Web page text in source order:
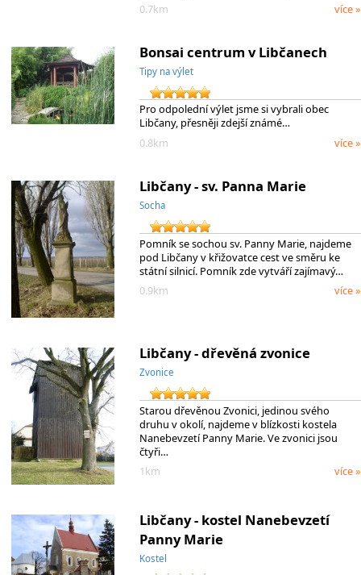
0.7km
více »
Bonsai centrum v Libčanech
Tipy na výlet
Pro odpolední výlet jsme si vybrali obec
Libčany, přesněji zdejší známé…
0.8km
více »
Libčany - sv. Panna Marie
Socha
Pomník se sochou sv. Panny Marie, najdeme
pod Libčany v křižovatce cest ve směru ke
státní silnicí. Pomník zde vytváří zajímavý…
0.9km
více »
Libčany - dřevěná zvonice
Zvonice
Starou dřevěnou Zvonici, jedinou svého
druhu v okolí, najdeme v blízkosti kostela
Nanebevzetí Panny Marie. Ve zvonici jsou
čtyři…
1km
více »
Libčany - kostel Nanebevzetí
Panny Marie
Kostel